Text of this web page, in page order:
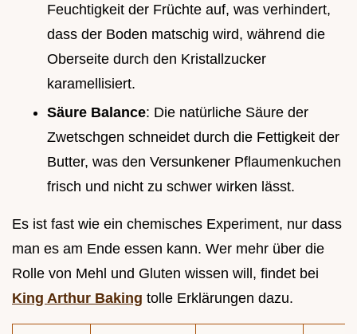
Feuchtigkeit der Früchte auf, was verhindert,
dass der Boden matschig wird, während die
Oberseite durch den Kristallzucker
karamellisiert.
Säure Balance: Die natürliche Säure der
Zwetschgen schneidet durch die Fettigkeit der
Butter, was den Versunkener Pflaumenkuchen
frisch und nicht zu schwer wirken lässt.
Es ist fast wie ein chemisches Experiment, nur dass
man es am Ende essen kann. Wer mehr über die
Rolle von Mehl und Gluten wissen will, findet bei
King Arthur Baking tolle Erklärungen dazu.